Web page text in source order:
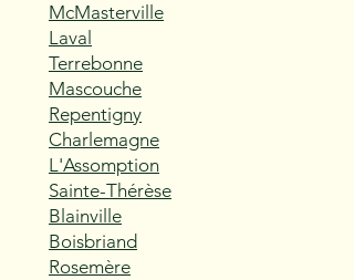
McMasterville
Laval
Terrebonne
Mascouche
Repentigny
Charlemagne
L'Assomption
Sainte-Thérèse
Blainville
Boisbriand
Rosemère